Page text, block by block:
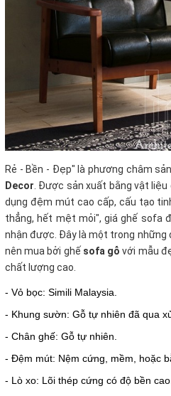
Rẻ - Bền - Đẹp" là phương châm
Decor. Được sản xuất bằng vật
dụng đệm mút cao cấp, cấu tạo
thẳng, hết mệt mỏi", giá ghế sofa
nhận được. Đây là một trong những
nên mua bởi ghế sofa gỗ với mẫu
chất lượng cao.
- Vỏ bọc: Simili Malaysia.
- Khung sườn: Gỗ tự nhiên đã qua
- Chân ghế: Gỗ tự nhiên.
- Đệm mút: Nệm cứng, mềm, hoặc
- Lò xo: Lõi thép cứng có độ bền